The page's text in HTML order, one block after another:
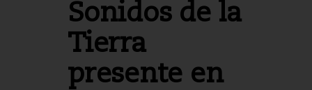
Sonidos de la
Tierra
presente en